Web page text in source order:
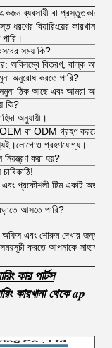
ব্যবসায়ী বা প্রস্তুতকারক?
ধরণের বিয়ারিংয়ের
সময় কি?
অবিলম্বে বিতরণ, বাল্ক
অনুরোধ করতে পারি?
ঠিক আছে এবং আমরা আপনাকে
কি?
অনুযায়ী।
বা ODM গ্রহণ করতে
গ্রহণযোগ্য।
নিয়ন্ত্রণ করা হয়?
প্রকৌশলী টিম একটি অর্ডার
আসতে পারি?
অফিস এবং শোরুম দেখার জন্য
করতে আপনাকে সাহায্য
কার পার্টস
কারখানা থেকে ap